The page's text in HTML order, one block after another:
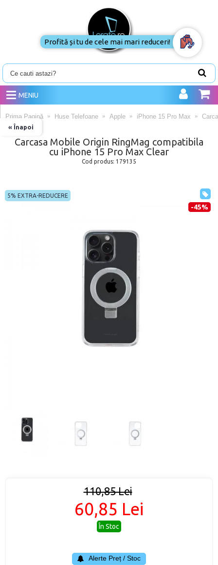
MENIU
« Înapoi
Prima Pagină Huse Telefoane Apple iPhone 15 Pro Max
Carcasa Mobile Origin RingMag compatibila
cu iPhone 15 Pro Max Clear
Cod produs: 179135
-45%
5% EXTRA-REDUCERE
110,85 Lei
60,85 Lei
În Stoc
Alerte Preț / Stoc
Profită și tu de cele mai mari reduceri!